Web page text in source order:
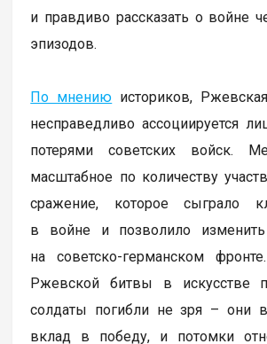
и правдиво рассказать о войне
эпизодов.
По мнению историков,
несправедливо ассоциируется
потерями советских войск.
масштабное по количеству
сражение, которое сыграло
в войне и позволило
на советско-германском
Ржевской битвы в искусстве
солдаты погибли не зря – они
вклад в победу, и потомки